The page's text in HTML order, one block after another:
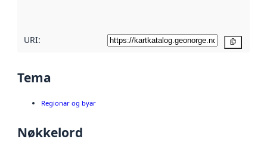
URI:
Tema
Regionar og byar
Nøkkelord